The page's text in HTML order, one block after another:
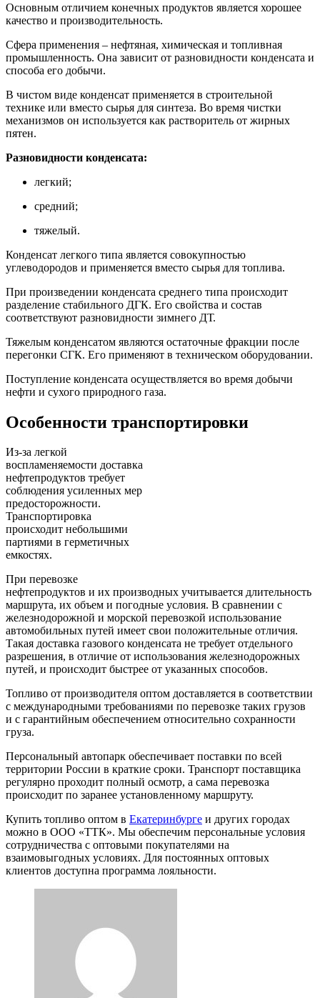
Основным отличием конечных продуктов является хорошее
качество и производительность.
Сфера применения – нефтяная, химическая и топливная
промышленность. Она зависит от разновидности конденсата и
способа его добычи.
В чистом виде конденсат применяется в строительной
технике или вместо сырья для синтеза. Во время чистки
механизмов он используется как растворитель от жирных
пятен.
Разновидности конденсата:
легкий;
средний;
тяжелый.
Конденсат легкого типа является совокупностью
углеводородов и применяется вместо сырья для топлива.
При произведении конденсата среднего типа происходит
разделение стабильного ДГК. Его свойства и состав
соответствуют разновидности зимнего ДТ.
Тяжелым конденсатом являются остаточные фракции после
перегонки СГК. Его применяют в техническом оборудовании.
Поступление конденсата осуществляется во время добычи
нефти и сухого природного газа.
Особенности транспортировки
Из-за легкой
воспламеняемости доставка
нефтепродуктов требует
соблюдения усиленных мер
предосторожности.
Транспортировка
происходит небольшими
партиями в герметичных
емкостях.
При перевозке
нефтепродуктов и их производных учитывается длительность
маршрута, их объем и погодные условия. В сравнении с
железнодорожной и морской перевозкой использование
автомобильных путей имеет свои положительные отличия.
Такая доставка газового конденсата не требует отдельного
разрешения, в отличие от использования железнодорожных
путей, и происходит быстрее от указанных способов.
Топливо от производителя оптом доставляется в соответствии
с международными требованиями по перевозке таких грузов
и с гарантийным обеспечением относительно сохранности
груза.
Персональный автопарк обеспечивает поставки по всей
территории России в краткие сроки. Транспорт поставщика
регулярно проходит полный осмотр, а сама перевозка
происходит по заранее установленному маршруту.
Купить топливо оптом в Екатеринбурге и других городах
можно в ООО «ТТК». Мы обеспечим персональные условия
сотрудничества с оптовыми покупателями на
взаимовыгодных условиях. Для постоянных оптовых
клиентов доступна программа лояльности.